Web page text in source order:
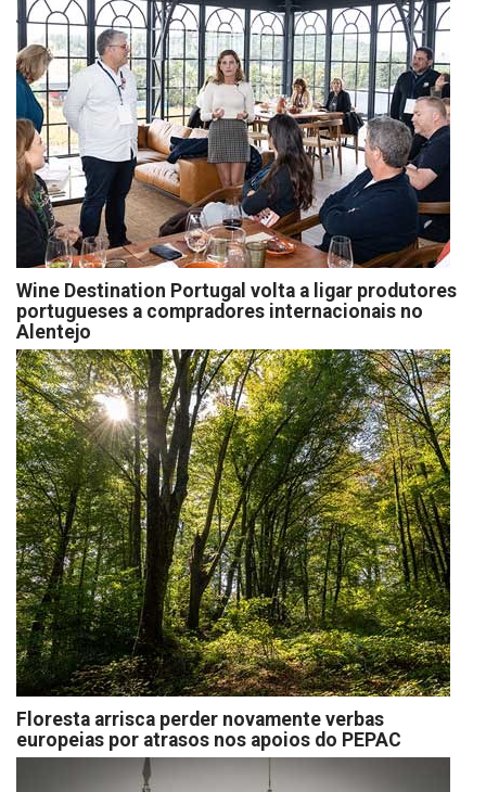
Wine Destination Portugal volta a ligar produtores
portugueses a compradores internacionais no
Alentejo
Floresta arrisca perder novamente verbas
europeias por atrasos nos apoios do PEPAC